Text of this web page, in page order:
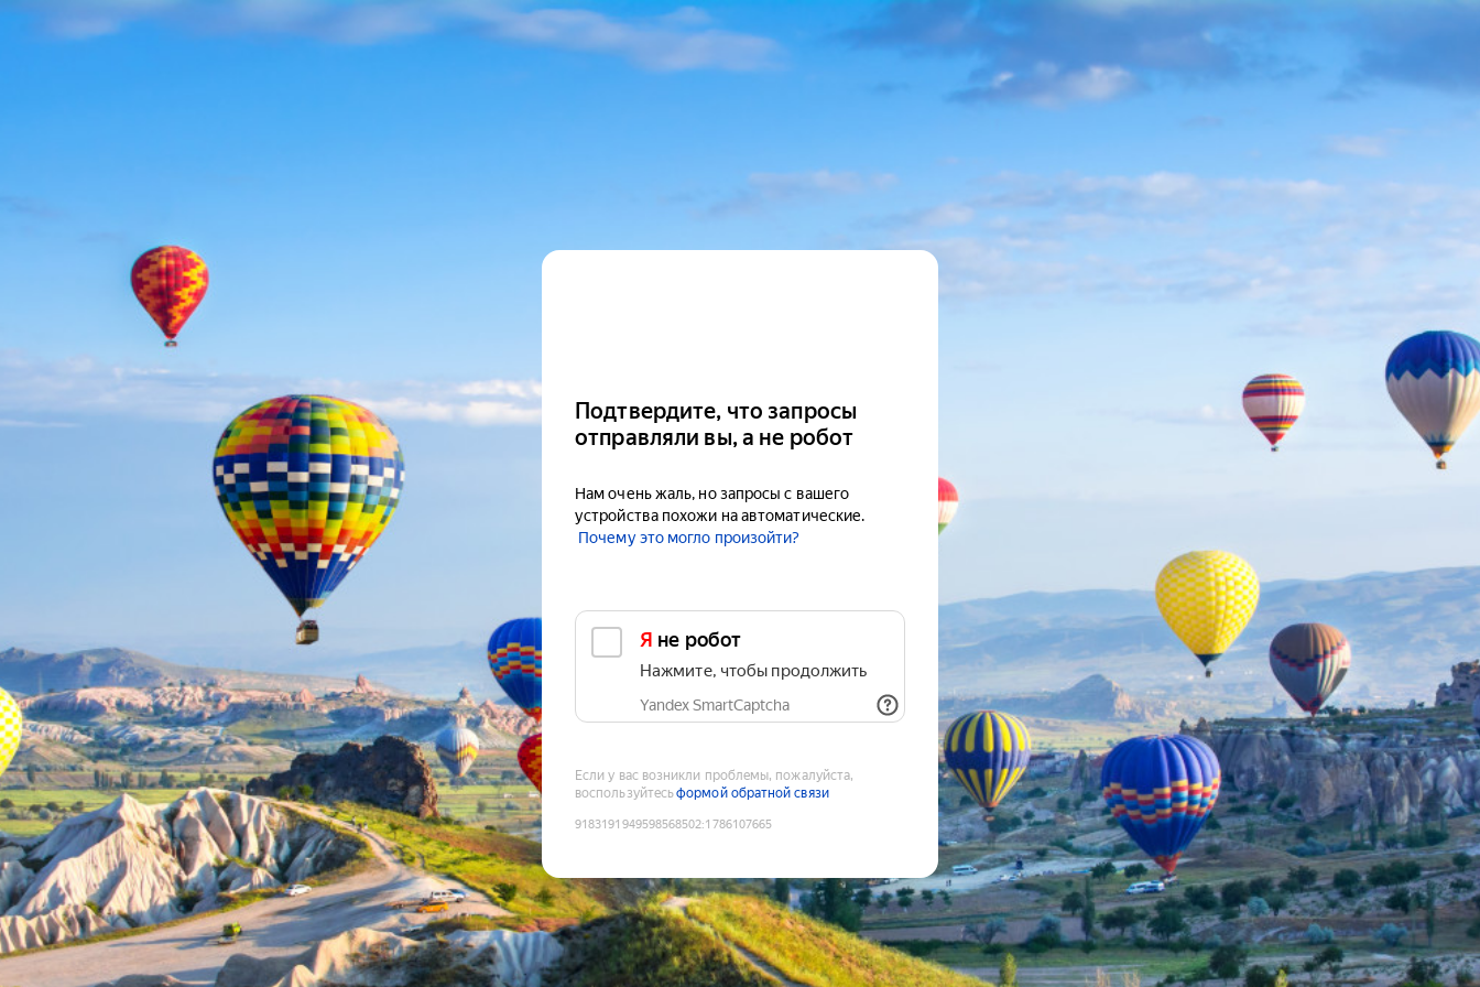
Подтвердите, что запросы
отправляли вы, а не робот
Нам очень жаль, но запросы с вашего
устройства похожи на автоматические.
Почему это могло произойти?
Я не робот
Нажмите, чтобы продолжить
Yandex SmartCaptcha
Если у вас возникли проблемы, пожалуйста,
воспользуйтесьформой обратной связи
9183191949598568502:1786107665